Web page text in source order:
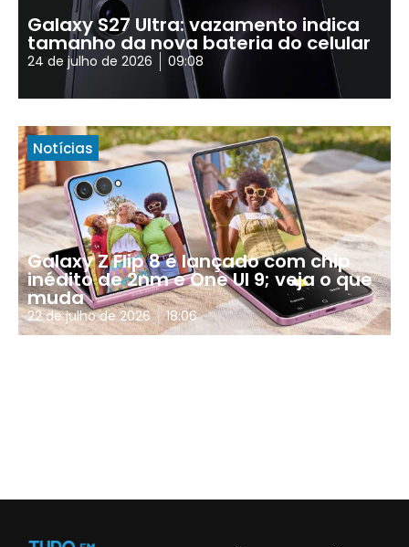
Galaxy S27 Ultra: vazamento indica
tamanho da nova bateria do celular
24 de julho de 2026 09:08
Notícias
Galaxy Z Flip 8 é lançado com chip
inédito de 2nm e One UI 9; veja o que
muda
22 de julho de 2026 18:06